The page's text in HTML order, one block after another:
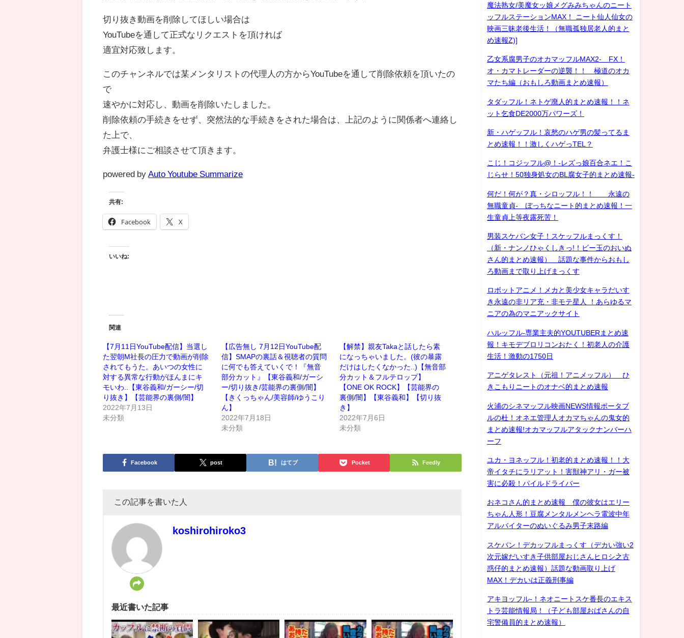
切り抜き動画を削除してほしい場合は
YouTubeを通して正式なリクエストを頂ければ
適宜対応致します。
このチャンネルでは某メンタリストの代理人の方からYouTubeを通して削除依頼を頂いたの
で
速やかに対応し、動画を削除いたしました。
削除依頼の手続きをせず、突然法的な手続きをされた場合は、上記のように関係者へ連絡し
た上で、
弁護士様にご相談させて頂きます。
powered by Auto Youtube Summarize
共有:
Facebook X
いいね:
関連
【7月11日YouTube配信】当選し
た翌朝M社長の圧力で動画が削除
されてもうた。あいつの女性に
対する異常な行動がほんまにキ
モいわ..【東谷義和/ガーシー/切
り抜き】【芸能界の裏側/闇】
2022年7月13日
未分類
【広告無し 7月12日YouTube配
信】SMAPの裏話＆視聴者の質問
に何でも答えていくで！『無音
部分カット』【東谷義和/ガーシ
ー/切り抜き/芸能界の裏側/闇】
【きくっちゃん/美容師/ゆうこり
ん】
2022年7月18日
未分類
【解禁】親友Takaと話したら素
になっちゃいました。(彼の暴露
だけはしたくなかった..)【無音部
分カット＆フルテロップ】
【ONE OK ROCK】【芸能界の
裏側/闇】【東谷義和】【切り抜
き】
2022年7月6日
未分類
Facebook post はてブ Pocket Feedly
この記事を書いた人
koshirohiroko3
最近書いた記事
魔法熟女/美魔女ッ娘メグみみちゃんのニート
ッフルステーションMAX！ ニート仙人仙女の
映画三昧老後生活！（無職孤独居老人的まと
め速報Z)]
乙女系腐男子のオカマッフルMAX2- FX！
オ・カマトレーダーの逆襲！！ 極道のオカ
マたち編（おもしろ動画まとめ速報）
タダッフル！ネトゲ廃人的まとめ速報！！ネ
ット乞食DE2000万パワーズ！
新・ハゲッフル！哀愁のハゲ男の髪ってるま
とめ速報！！激しくハゲっTEL？
こじ！コジッフル@！-レズっ娘百合ネエ！こ
じらせ！50独身処女のBL腐女子的まとめ速報-
何だ！何が？真・シロッフル！！ 永遠の
無職童貞- ぼっちなニート的まとめ速報！一
生童貞上等夜露死苦！
男装スケバン女子！スケッフルまっくす！
（新・ナンノひゃくしきっ!！ビー玉のおいぬ
さん的まとめ速報） 話題な事件からおもし
ろ動画まで取り上げまっくす
ロボットアニメ！メカと美少女キャラだいす
き永遠の非リア充・非モテ星人 ！あらゆるマ
ニアの為のマニアックサイト
ハルッフル-専業主夫的YOUTUBERまとめ速
報！キモデブロリコンおたく！初老人の介護
生活！激動の1750日
アニゲタレスト（元祖！アニメッフル） ひ
きこもりニートのオナベ的まとめ速報
火浦のシネマッフル映画NEWS情報ポータブ
ルの杜！オネエ管理人オカマちゃんの鬼女的
まとめ速報!オカマッフルアタックナンバーハ
ーフ
ユカ・ヨネッフル！初老的まとめ速報！！大
帝イタチにラリアット！害獣神アリ・ガー被
害に必殺！パイルドライバー
おネコさん的まとめ速報 僕の彼女はエリー
ちゃん人形！豆腐メンタルメンヘラ電波中年
アルバイターのぬいぐるみ男子末路編
スケバン！デカッフルまっくす（デカい強い2
次元嫁だいすき子供部屋おじさんヒロシ之古
惑仔的まとめ速報）話題な動画取り上げ
MAX！デカいは正義刑事編
アキヨッフル-！ネオニートスケ番長のエキス
トラ芸能情報局！（子ども部屋おばさんの自
宅警備員的まとめ速報）